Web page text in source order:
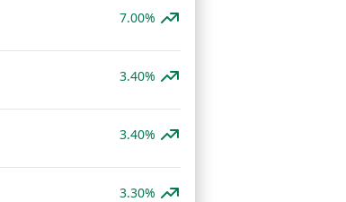
7.00%
3.40%
3.40%
3.30%